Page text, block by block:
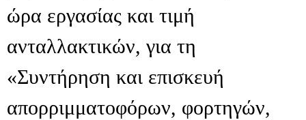
ώρα εργασίας και τιμή
ανταλλακτικών, για τη
«Συντήρηση και επισκευή
απορριμματοφόρων, φορτηγών,